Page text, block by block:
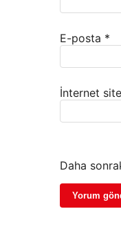
E-posta *
İnternet
Daha